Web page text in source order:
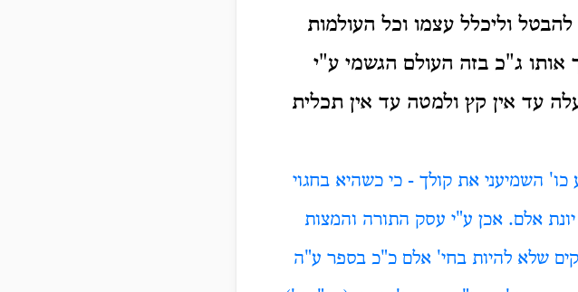
וליכלל עצמו וכל העולמות
אותו ג"כ בזה העולם הגשמי ע"י
עד אין קץ ולמטה עד אין תכלית
כו' השמיעני את קולך - כי כשהיא בחגוי
אלם. אכן ע"י עסק התורה והמצות
שלא להיות בחי' אלם כ"כ בספר ע"ה